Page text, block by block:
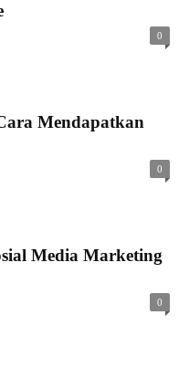
0
Mendapatkan
0
Media Marketing
0